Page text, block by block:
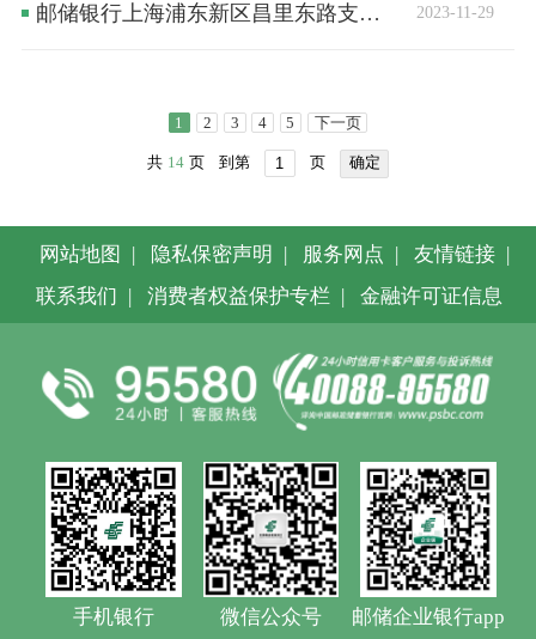
2023-11-29
邮储银行上海浦东新区昌里东路支行开展“小小银行家”活动
1 2 3 4 5 下一页
共 14 页 到第 页 确定
网站地图 | 隐私保密声明 | 服务网点 | 友情链接 |
联系我们 | 消费者权益保护专栏 | 金融许可证信息
手机银行 微信公众号 邮储企业银行app